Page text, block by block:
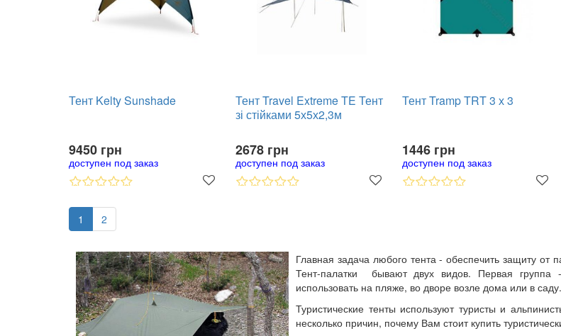
Тент Kelty Sunshade
9450 грн
доступен под заказ
Тент Travel Extreme TE Тент
зі стійками 5х5х2,3м
2678 грн
доступен под заказ
Тент Tramp TRT 3 х 3
1446 грн
доступен под заказ
1 2
Главная задача любого тента - обеспечить защиту
Тент-палатки бывают двух видов. Первая группа
использовать на пляже, во дворе возле дома или в саду.
Туристические тенты используют туристы и
несколько причин, почему Вам стоит купить